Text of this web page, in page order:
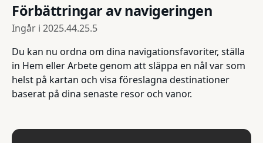
Förbättringar av navigeringen
Ingår i 2025.44.25.5
Du kan nu ordna om dina navigationsfavoriter, ställa
in Hem eller Arbete genom att släppa en nål var som
helst på kartan och visa föreslagna destinationer
baserat på dina senaste resor och vanor.